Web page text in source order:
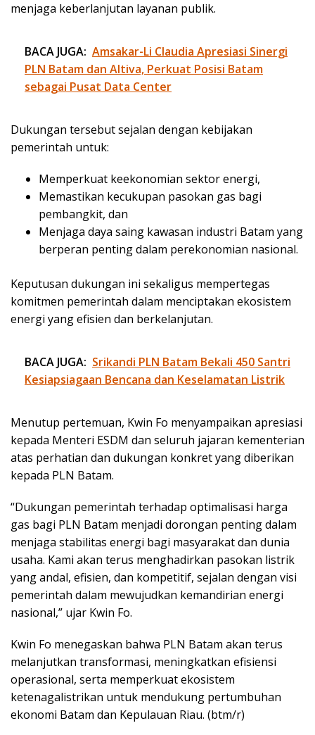
menjaga keberlanjutan layanan publik.
BACA JUGA: Amsakar-Li Claudia Apresiasi Sinergi
PLN Batam dan Altiva, Perkuat Posisi Batam
sebagai Pusat Data Center
Dukungan tersebut sejalan dengan kebijakan
pemerintah untuk:
Memperkuat keekonomian sektor energi,
Memastikan kecukupan pasokan gas bagi
pembangkit, dan
Menjaga daya saing kawasan industri Batam yang
berperan penting dalam perekonomian nasional.
Keputusan dukungan ini sekaligus mempertegas
komitmen pemerintah dalam menciptakan ekosistem
energi yang efisien dan berkelanjutan.
BACA JUGA: Srikandi PLN Batam Bekali 450 Santri
Kesiapsiagaan Bencana dan Keselamatan Listrik
Menutup pertemuan, Kwin Fo menyampaikan apresiasi
kepada Menteri ESDM dan seluruh jajaran kementerian
atas perhatian dan dukungan konkret yang diberikan
kepada PLN Batam.
“Dukungan pemerintah terhadap optimalisasi harga
gas bagi PLN Batam menjadi dorongan penting dalam
menjaga stabilitas energi bagi masyarakat dan dunia
usaha. Kami akan terus menghadirkan pasokan listrik
yang andal, efisien, dan kompetitif, sejalan dengan visi
pemerintah dalam mewujudkan kemandirian energi
nasional,” ujar Kwin Fo.
Kwin Fo menegaskan bahwa PLN Batam akan terus
melanjutkan transformasi, meningkatkan efisiensi
operasional, serta memperkuat ekosistem
ketenagalistrikan untuk mendukung pertumbuhan
ekonomi Batam dan Kepulauan Riau. (btm/r)